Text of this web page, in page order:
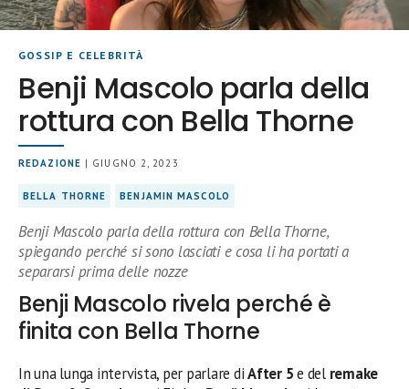
GOSSIP E CELEBRITÀ
Benji Mascolo parla della
rottura con Bella Thorne
REDAZIONE | GIUGNO 2, 2023
BELLA THORNE BENJAMIN MASCOLO
Benji Mascolo parla della rottura con Bella Thorne,
spiegando perché si sono lasciati e cosa li ha portati a
separarsi prima delle nozze
Benji Mascolo rivela perché è
finita con Bella Thorne
In una lunga intervista, per parlare diAfter 5e del remake